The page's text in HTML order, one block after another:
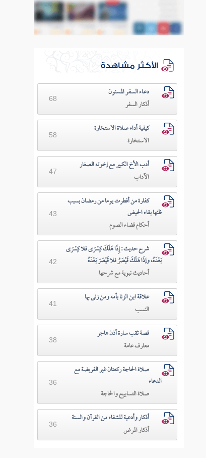
الأكثر مشاهدة
دعـاء السفـر المسنون
أذكار السفر
68
كيفية أداء صلاة الاستخارة
الاستخارة
58
أدب الأخ الكبير مع إخوته الصغار
الآداب
47
كفارة من أفطرت يوما من رمضان بسبب
ظنها بقاء الحيض
أحكام قضاء الصوم
43
شرح حديث: إِذَا هَلَكَ كِسْرَى فلا كِسْرَى
بَعْدَهُ، وإذَا هَلَكَ قَيْصَرُ فلا قَيْصَرَ بَعْدَهُ
أحاديث نبوية مع شرحها
42
علاقة ابن الزنا بأمه ومن زنى بها
النسب
41
قصة ثقب سارة أذن هاجر
معارف عامة
38
صلاة الحاجة ركعتان غير الفريضة مع
الدعاء
صلاة التسابيح والحاجة
36
أذكار وأدعية للشفاء من القرآن والسنة
أذكار المرض
36